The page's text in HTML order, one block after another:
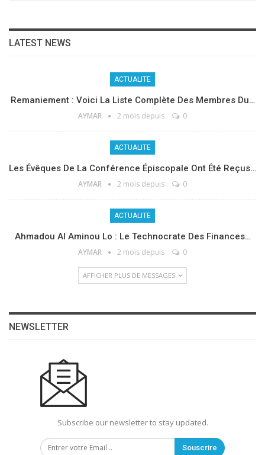
LATEST NEWS
ACTUALITE
Remaniement : Voici La Liste Complète Des Membres Du…
AYMAR 2 mois depuis 0
ACTUALITE
Les Évêques De La Conférence Épiscopale Ont Été Reçus…
AYMAR 2 mois depuis 0
ACTUALITE
Ahmadou Al Aminou Lo : Le Technocrate Des Finances…
AYMAR 2 mois depuis 0
AFFICHER PLUS DE MESSAGES
NEWSLETTER
Subscribe our newsletter to stay updated.
Souscrire